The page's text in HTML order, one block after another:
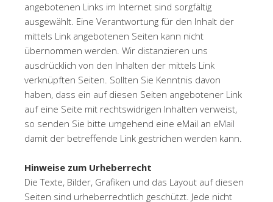
angebotenen Links im Internet sind sorgfältig
ausgewählt. Eine Verantwortung für den Inhalt der
mittels Link angebotenen Seiten kann nicht
übernommen werden. Wir distanzieren uns
ausdrücklich von den Inhalten der mittels Link
verknüpften Seiten. Sollten Sie Kenntnis davon
haben, dass ein auf diesen Seiten angebotener Link
auf eine Seite mit rechtswidrigen Inhalten verweist,
so senden Sie bitte umgehend eine eMail an eMail
damit der betreffende Link gestrichen werden kann.
Hinweise zum Urheberrecht
Die Texte, Bilder, Grafiken und das Layout auf diesen
Seiten sind urheberrechtlich geschützt. Jede nicht